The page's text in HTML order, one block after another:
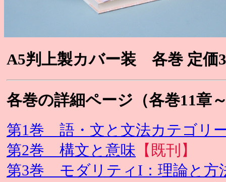
A5判上製カバー装 各巻 定価
各巻の詳細ページ（各巻11章
第1巻 語・文と文法カテゴリ
第2巻 構文と意味 【既刊】
第3巻 モダリティI：理論と方